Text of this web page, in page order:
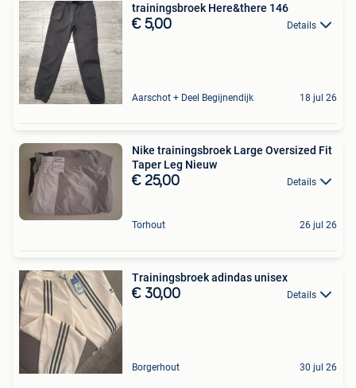
trainingsbroek Here&there 146
€ 5,00 Details
Aarschot + Deel Begijnendijk 18 jul 26
Nike trainingsbroek Large Oversized Fit
Taper Leg Nieuw
€ 25,00 Details
Torhout 26 jul 26
Trainingsbroek adindas unisex
€ 30,00 Details
Borgerhout 30 jul 26